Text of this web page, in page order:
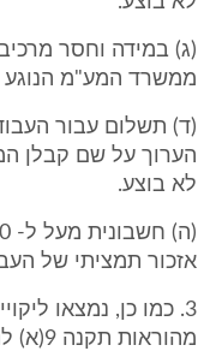
(ג) במידה וחסר
ממשרד המע"מ הנוגע
(ד) תשלום עבור
הערוך על שם קבלן
לא בוצע.
אזכור תמציתי של
3. כמו כן, נמצאו